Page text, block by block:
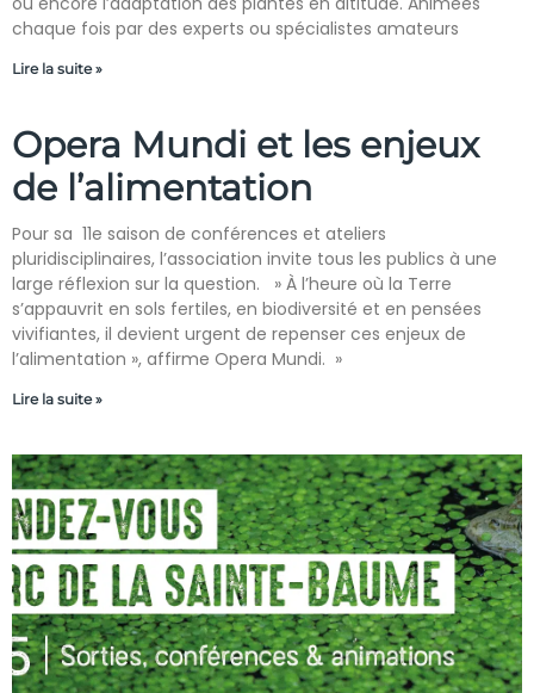
chaque fois par des experts ou spécialistes amateurs
Lire la suite »
Opera Mundi et les enjeux
de l’alimentation
Pour sa 11e saison de conférences et ateliers
pluridisciplinaires, l’association invite tous les publics à une
large réflexion sur la question. » À l’heure où la Terre
s’appauvrit en sols fertiles, en biodiversité et en pensées
vivifiantes, il devient urgent de repenser ces enjeux de
l’alimentation », affirme Opera Mundi. »
Lire la suite »